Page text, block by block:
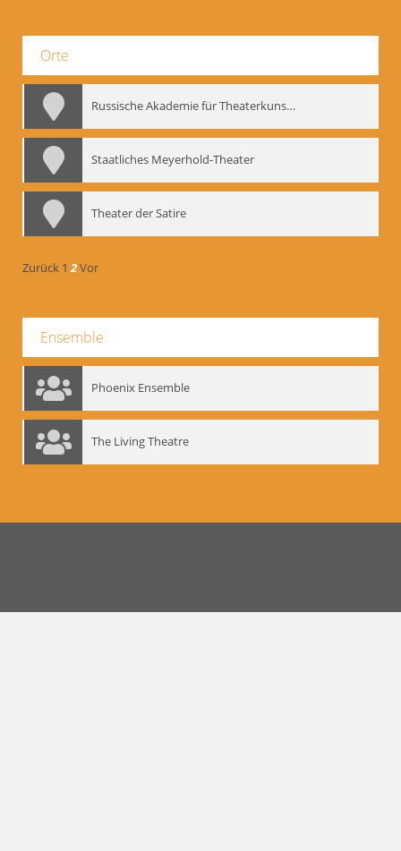
Orte
Russische Akademie für Theaterkunst – GITIS
Staatliches Meyerhold-Theater
Theater der Satire
Zurück 1 2Vor
Ensemble
Phoenix Ensemble
The Living Theatre